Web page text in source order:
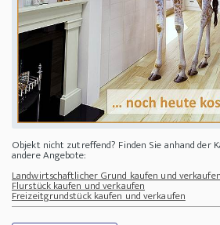
Objekt nicht zutreffend? Finden Sie anhand der
andere Angebote:
Landwirtschaftlicher Grund kaufen und
Flurstück kaufen und verkaufen
Freizeitgrundstück kaufen und verkaufen